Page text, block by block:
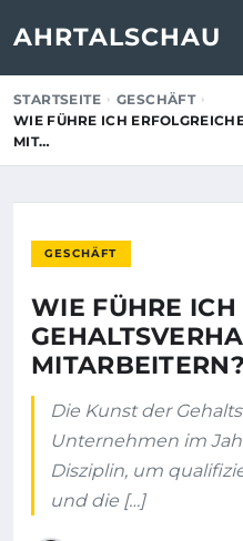
AHRTALSCHAU
STARTSEITE
GESCHÄFT
WIE FÜHRE ICH
MIT…
GESCHÄFT
WIE FÜHRE ICH
MITARBEITERN?
Die Kunst der
Unternehmen im
Disziplin, um
und die […]